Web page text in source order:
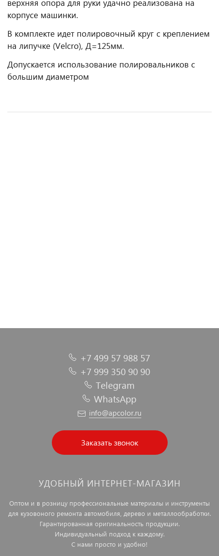
верхняя опора для руки удачно реализована на
корпусе машинки.
В комплекте идет полировочный круг с креплением
на липучке (Velcro), Д=125мм.
Допускается использование полировальников с
большим диаметром
+7 499 57 988 57
+7 999 350 90 90
Telegram
WhatsApp
info@apcolor.ru
Заказать звонок
УДОБНЫЙ ИНТЕРНЕТ-МАГАЗИН
Оптом и в розницу профессиональные материалы и инструменты
для кузовоного ремонта автомобиля, дерево и металлообработки.
Гарантированная оригинальность продукции.
Индивидуальный подход к каждому.
С нами просто и удобно!